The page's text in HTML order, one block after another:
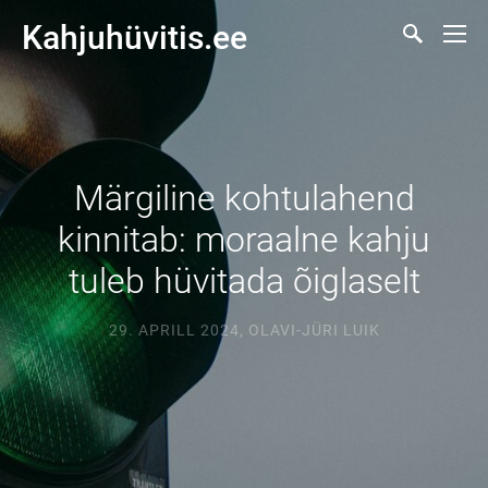
Kahjuhüvitis.ee
Märgiline kohtulahend
kinnitab: moraalne kahju
tuleb hüvitada õiglaselt
29. APRILL 2024, OLAVI-JÜRI LUIK